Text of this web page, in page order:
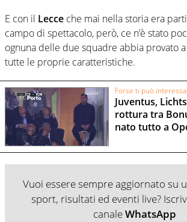
E con il Lecce che mai nella storia era
campo di spettacolo, però, ce n’è stato
ognuna delle due squadre abbia provato
tutte le proprie caratteristiche.
Forse ti può
Juventus,
rottura tra
nato tutto a
Vuoi essere sempre aggiornato su
sport, risultati ed eventi live?
canaleWhatsApp